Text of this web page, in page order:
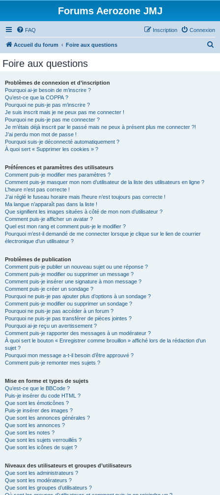
Forums Aerozone JMJ
FAQ Connexion
Inscription
Accueil du forum Foire aux questions
Foire aux questions
Problèmes de connexion et d’inscription
Pourquoi ai-je besoin de m’inscrire ?
Qu’est-ce que la COPPA ?
Pourquoi ne puis-je pas m’inscrire ?
Je suis inscrit mais je ne peux pas me connecter !
Pourquoi ne puis-je pas me connecter ?
Je m’étais déjà inscrit par le passé mais ne peux à présent plus me connecter ?!
J’ai perdu mon mot de passe !
Pourquoi suis-je déconnecté automatiquement ?
À quoi sert « Supprimer les cookies » ?
Préférences et paramètres des utilisateurs
Comment puis-je modifier mes paramètres ?
Comment puis-je masquer mon nom d’utilisateur de la liste des utilisateurs en ligne ?
L’heure n’est pas correcte !
J’ai réglé le fuseau horaire mais l’heure n’est toujours pas correcte !
Ma langue n’apparaît pas dans la liste !
Que signifient les images situées à côté de mon nom d’utilisateur ?
Comment puis-je afficher un avatar ?
Quel est mon rang et comment puis-je le modifier ?
Pourquoi m’est-il demandé de me connecter lorsque je clique sur le lien de courrier
électronique d’un utilisateur ?
Problèmes de publication
Comment puis-je publier un nouveau sujet ou une réponse ?
Comment puis-je modifier ou supprimer un message ?
Comment puis-je insérer une signature à mon message ?
Comment puis-je créer un sondage ?
Pourquoi ne puis-je pas ajouter plus d’options à un sondage ?
Comment puis-je modifier ou supprimer un sondage ?
Pourquoi ne puis-je pas accéder à un forum ?
Pourquoi ne puis-je pas transférer de pièces jointes ?
Pourquoi ai-je reçu un avertissement ?
Comment puis-je rapporter des messages à un modérateur ?
À quoi sert le bouton « Enregistrer comme brouillon » affiché lors de la rédaction d’un
sujet ?
Pourquoi mon message a-t-il besoin d’être approuvé ?
Comment puis-je remonter mes sujets ?
Mise en forme et types de sujets
Qu’est-ce que le BBCode ?
Puis-je insérer du code HTML ?
Que sont les émoticônes ?
Puis-je insérer des images ?
Que sont les annonces générales ?
Que sont les annonces ?
Que sont les notes ?
Que sont les sujets verrouillés ?
Que sont les icônes de sujet ?
Niveaux des utilisateurs et groupes d’utilisateurs
Que sont les administrateurs ?
Que sont les modérateurs ?
Que sont les groupes d’utilisateurs ?